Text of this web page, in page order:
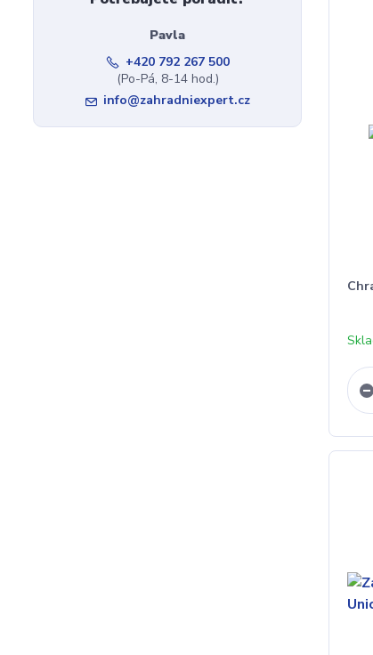
Pavla
+420 792 267 500
(Po-Pá, 8-14 hod.)
info@zahradniexpert.cz